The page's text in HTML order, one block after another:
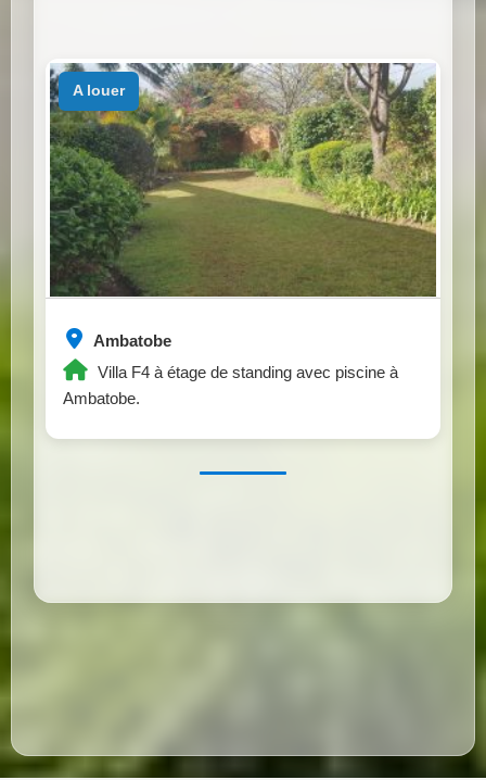
Ambatobe
Villa F4 à étage de standing avec piscine à
Ambatobe.
a louer